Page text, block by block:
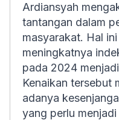
Ardiansyah
tantangan dalam
masyarakat. Hal
meningkatnya
pada 2024
Kenaikan tersebut
adanya
yang perlu